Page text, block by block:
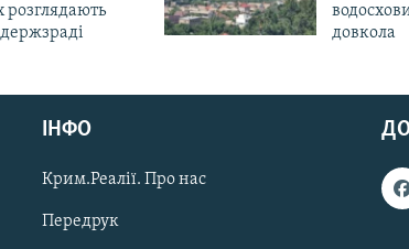
розглядають
довкола
ІНФО
Крим.Реалії. Про нас
Передрук